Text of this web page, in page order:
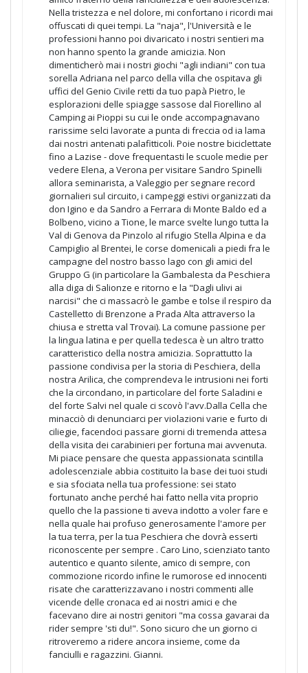
Nella tristezza e nel dolore, mi confortano i ricordi mai
offuscati di quei tempi. La "naja", l'Università e le
professioni hanno poi divaricato i nostri sentieri ma
non hanno spento la grande amicizia. Non
dimenticherò mai i nostri giochi "agli indiani" con tua
sorella Adriana nel parco della villa che ospitava gli
uffici del Genio Civile retti da tuo papà Pietro, le
esplorazioni delle spiagge sassose dal Fiorellino al
Camping ai Pioppi su cui le onde accompagnavano
rarissime selci lavorate a punta di freccia od ia lama
dai nostri antenati palafitticoli. Poie nostre biciclettate
fino a Lazise - dove frequentasti le scuole medie per
vedere Elena, a Verona per visitare Sandro Spinelli
allora seminarista, a Valeggio per segnare record
giornalieri sul circuito, i campeggi estivi organizzati da
don Igino e da Sandro a Ferrara di Monte Baldo ed a
Bolbeno, vicino a Tione, le marce svelte lungo tutta la
Val di Genova da Pinzolo al rifugio Stella Alpina e da
Campiglio al Brentei, le corse domenicali a piedi fra le
campagne del nostro basso lago con gli amici del
Gruppo G (in particolare la Gambalesta da Peschiera
alla diga di Salionze e ritorno e la "Dagli ulivi ai
narcisi" che ci massacrò le gambe e tolse il respiro da
Castelletto di Brenzone a Prada Alta attraverso la
chiusa e stretta val Trovai). La comune passione per
la lingua latina e per quella tedesca è un altro tratto
caratteristico della nostra amicizia. Soprattutto la
passione condivisa per la storia di Peschiera, della
nostra Arilica, che comprendeva le intrusioni nei forti
che la circondano, in particolare del forte Saladini e
del forte Salvi nel quale ci scovò l'avv.Dalla Cella che
minacciò di denunciarci per violazioni varie e furto di
ciliegie, facendoci passare giorni di tremenda attesa
della visita dei carabinieri per fortuna mai avvenuta.
Mi piace pensare che questa appassionata scintilla
adolescenziale abbia costituito la base dei tuoi studi
e sia sfociata nella tua professione: sei stato
fortunato anche perché hai fatto nella vita proprio
quello che la passione ti aveva indotto a voler fare e
nella quale hai profuso generosamente l'amore per
la tua terra, per la tua Peschiera che dovrà esserti
riconoscente per sempre . Caro Lino, scienziato tanto
autentico e quanto silente, amico di sempre, con
commozione ricordo infine le rumorose ed innocenti
risate che caratterizzavano i nostri commenti alle
vicende delle cronaca ed ai nostri amici e che
facevano dire ai nostri genitori "ma cossa gavarai da
rider sempre 'sti du!". Sono sicuro che un giorno ci
ritroveremo a ridere ancora insieme, come da
fanciulli e ragazzini. Gianni.